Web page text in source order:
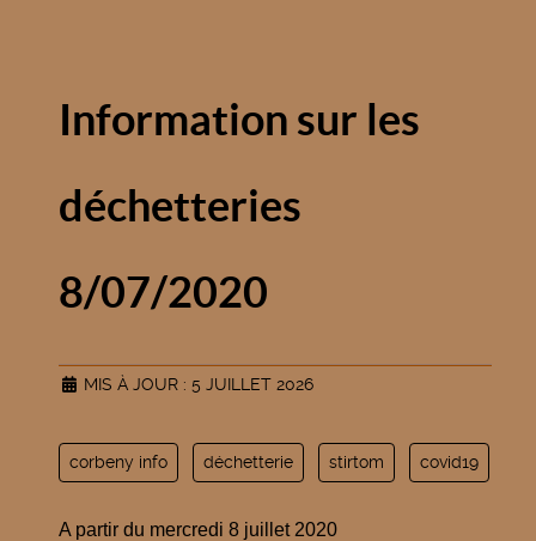
Information sur les
déchetteries
8/07/2020
MIS À JOUR : 5 JUILLET 2026
corbeny info déchetterie stirtom covid19
A partir du mercredi 8 juillet 2020